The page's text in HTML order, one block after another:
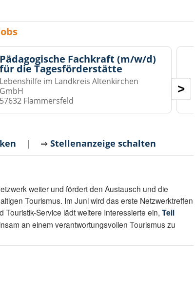
Pädagogische Fachkraft (m/w/d)
für die Tagesförderstätte
Lebenshilfe im Landkreis Altenkirchen
GmbH
57632 Flammersfeld
>
| ⇒Stellenanzeige schalten
weiter und fördert den Austausch und die
Tourismus. Im Juni wird das erste Netzwerktreffen
Touristik-Service lädt weitere Interessierte ein,Teil
an einem verantwortungsvollen Tourismus zu